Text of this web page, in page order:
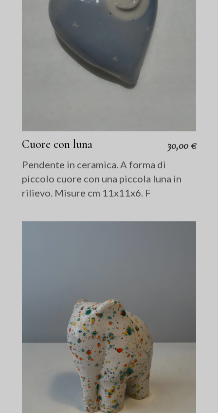
Cuore con luna 30,00 €
Pendente in ceramica. A forma di
piccolo cuore con una piccola luna in
rilievo. Misure cm 11x11x6. F